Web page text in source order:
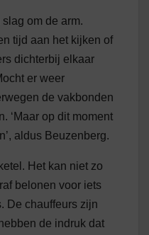
om de arm.
tijd aan het kijken of
dichterbij elkaar
er weer
de vakbonden
‘Maar op dit moment
aldus Beuzenberg.
Het kan niet zo
belonen voor iets
De chauffeurs zijn
de indruk dat